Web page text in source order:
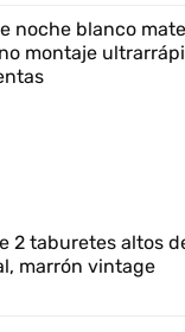
noche blanco
montaje
2 taburetes altos
marrón vintage